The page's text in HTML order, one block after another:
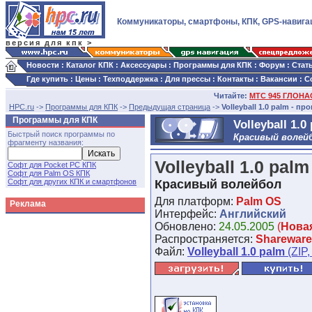
версия для кпк >
Коммуникаторы, смартфоны, КПК, GPS-
Новости : Каталог КПК : Аксессуары : Программы для КПК : Форум :
Где купить : Цены : Техподдержка : Для прессы : Контакты : Вакансии :
Читайте: МТС 945
HPC.ru -> Программы для КПК -> Предыдущая страница -> Volleyball 1.0 palm -
Программы для КПК
Быстрый поиск программы по
фрагменту названия:
Софт для Pocket PC КПК
Софт для Palm OS КПК
Софт для других КПК и смартфонов
Реклама
Volleyball 1.0
Красивый
Volleyball 1.0 palm
Красивый волейбол
Для платформ: Palm OS
Интерфейс: Английский
Обновлено: 24.05.2005 (
Распространяется: Shareware
Файл: Volleyball 1.0 palm